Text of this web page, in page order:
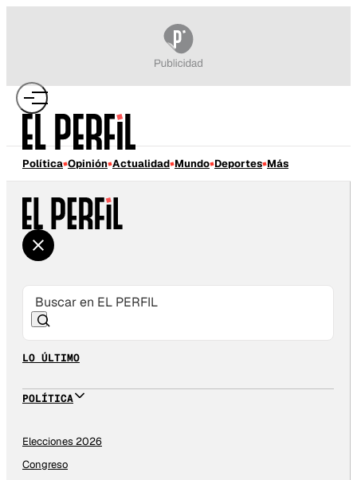
Política Opinión Actualidad Mundo Deportes Más
LO ÚLTIMO
POLÍTICA
Elecciones 2026
Congreso